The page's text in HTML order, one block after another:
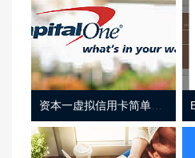
资本一虚拟信用卡简单介绍